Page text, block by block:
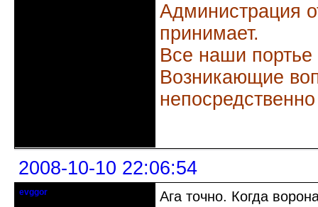
Администрация
принимает.
Все наши
Возникающие
2008-10-10 22:06:54
evggor
Ага точно. Когда